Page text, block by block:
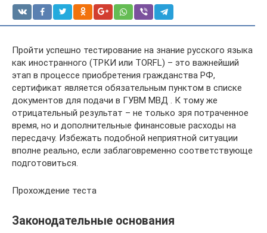
Пройти успешно тестирование на знание русского языка
как иностранного (ТРКИ или TORFL) – это важнейший
этап в процессе приобретения гражданства РФ,
сертификат является обязательным пунктом в списке
документов для подачи в ГУВМ МВД . К тому же
отрицательный результат – не только зря потраченное
время, но и дополнительные финансовые расходы на
пересдачу. Избежать подобной неприятной ситуации
вполне реально, если заблаговременно соответствующе
подготовиться.
Прохождение теста
Законодательные основания